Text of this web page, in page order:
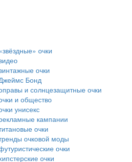
очки
очки
Бонд
и солнцезащитные очки
и общество
унисекс
кампании
очки
очковой моды
очки
очки